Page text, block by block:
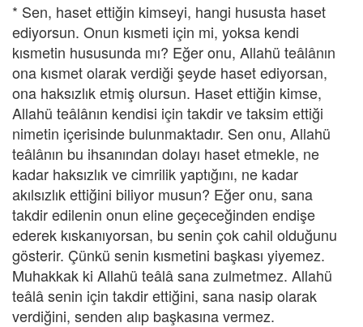
* Sen, haset ettiğin kimseyi, hangi hususta haset
ediyorsun. Onun kısmeti için mi, yoksa kendi
kısmetin hususunda mı? Eğer onu, Allahü teâlânın
ona kısmet olarak verdiği şeyde haset ediyorsan,
ona haksızlık etmiş olursun. Haset ettiğin kimse,
Allahü teâlânın kendisi için takdir ve taksim ettiği
nimetin içerisinde bulunmaktadır. Sen onu, Allahü
teâlânın bu ihsanından dolayı haset etmekle, ne
kadar haksızlık ve cimrilik yaptığını, ne kadar
akılsızlık ettiğini biliyor musun? Eğer onu, sana
takdir edilenin onun eline geçeceğinden endişe
ederek kıskanıyorsan, bu senin çok cahil olduğunu
gösterir. Çünkü senin kısmetini başkası yiyemez.
Muhakkak ki Allahü teâlâ sana zulmetmez. Allahü
teâlâ senin için takdir ettiğini, sana nasip olarak
verdiğini, senden alıp başkasına vermez.